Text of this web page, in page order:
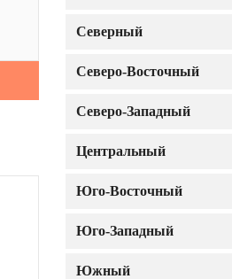
Северный
Северо-Восточный
Северо-Западный
Центральный
Юго-Восточный
Юго-Западный
Южный